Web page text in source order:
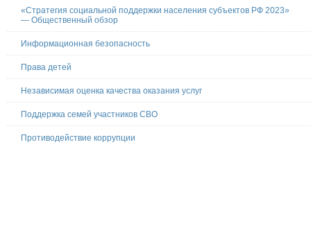
«Стратегия социальной поддержки населения субъектов РФ 2023»
— Общественный обзор
Информационная безопасность
Права детей
Независимая оценка качества оказания услуг
Поддержка семей участников СВО
Противодействие коррупции